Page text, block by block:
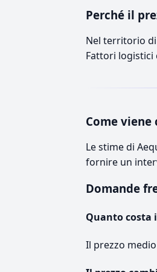
Perché il
Nel territorio di
Fattori logistici
Come
Le stime di
fornire un
Domande
Quanto costa
Il prezzo